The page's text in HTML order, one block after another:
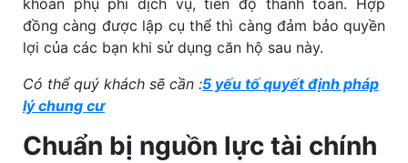
khoản phụ phí dịch vụ, tiến độ thanh toán. Hợp
đồng càng được lập cụ thể thì càng đảm bảo quyền
lợi của các bạn khi sử dụng căn hộ sau này.
Có thể quý khách sẽ cần :5 yếu tố quyết định pháp
lý chung cư
Chuẩn bị nguồn lực tài chính